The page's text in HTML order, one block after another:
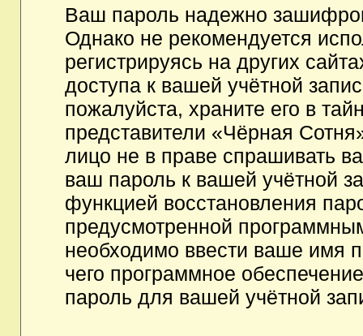
Ваш пароль надежно
Однако не рекомендуется
регистрируясь на других
доступа к вашей учётной
пожалуйста, храните его в
представители «Чёрная
лицо не в праве спрашивать
ваш пароль к вашей учётной
функцией восстановления
предусмотренной
необходимо ввести ваше имя
чего программное
пароль для вашей учётной